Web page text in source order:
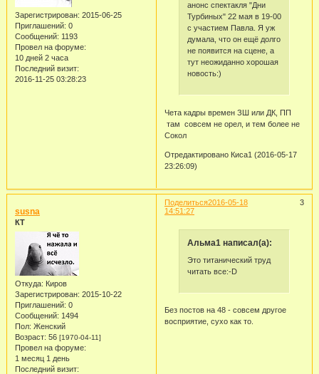
Зарегистрирован: 2015-06-25
Приглашений: 0
Сообщений: 1193
Провел на форуме:
10 дней 2 часа
Последний визит:
2016-11-25 03:28:23
анонс спектакля "Дни
Турбиных" 22 мая в 19-00
с участием Павла. Я уж
думала, что он ещё долго
не появится на сцене, а
тут неожиданно хорошая
новость:)
Чета кадры времен ЗШ или ДК, ПП
там совсем не орел, и тем более не
Сокол
Отредактировано Киса1 (2016-05-17
23:26:09)
Поделиться 3
2016-05-18
14:51:27
susna
КТ
Откуда: Киров
Зарегистрирован: 2015-10-22
Приглашений: 0
Сообщений: 1494
Пол: Женский
Возраст: 56 [1970-04-11]
Провел на форуме:
1 месяц 1 день
Последний визит:
Альма1 написал(а):
Это титанический труд
читать все:-D
Без постов на 48 - совсем другое
восприятие, сухо как то.